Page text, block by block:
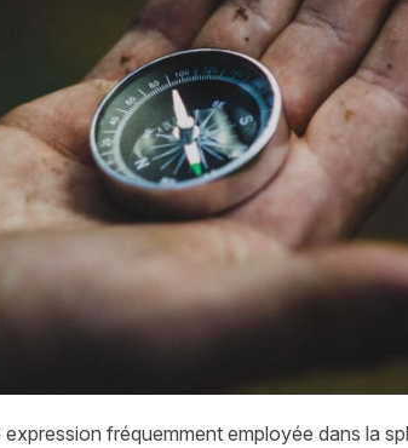
expression fréquemment employée dans la